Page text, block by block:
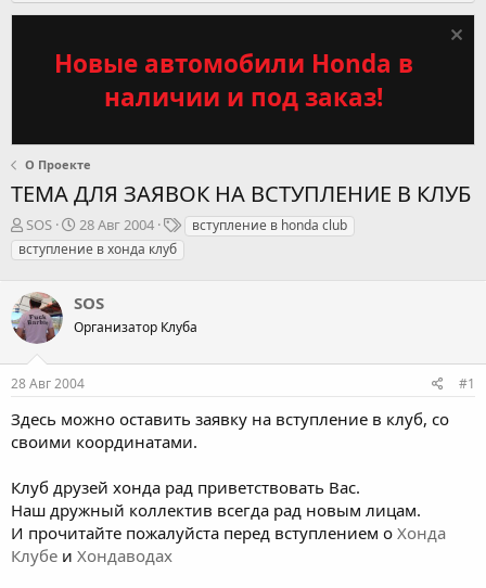
Новые автомобили Honda в
наличии и под заказ!
О Проекте
ТЕМА ДЛЯ ЗАЯВОК НА ВСТУПЛЕНИЕ В КЛУБ
А
в
т
р
т
е
м
ы
SOS
Д
а
т
н
а
ч
а
л
28 Авг 2004
Т вступление в honda club
вступление в хонда клуб
SOS
Организатор Клуба
28 Авг 2004 #1
Здесь можно оставить заявку на вступление в клуб, со
своими координатами.
Клуб друзей хонда рад приветствовать Вас.
Наш дружный коллектив всегда рад новым лицам.
И прочитайте пожалуйста перед вступлением о Хонда
Клубе и Хондаводах